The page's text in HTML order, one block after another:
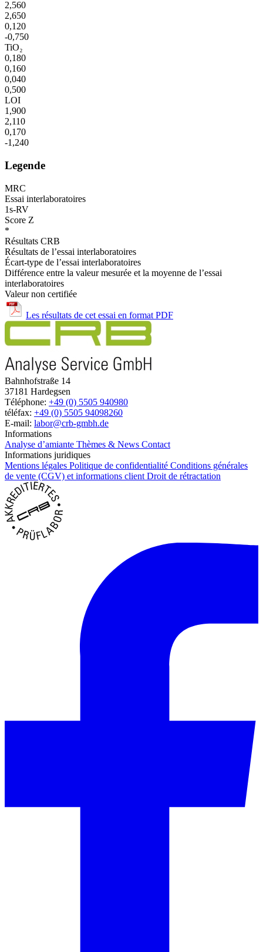
2,560
2,650
0,120
-0,750
TiO₂
0,180
0,160
0,040
0,500
LOI
1,900
2,110
0,170
-1,240
Legende
MRC
Essai interlaboratoires
1s-RV
Score Z
*
Résultats CRB
Résultats de l’essai interlaboratoires
Écart-type de l’essai interlaboratoires
Différence entre la valeur mesurée et la moyenne de l’essai
interlaboratoires
Valeur non certifiée
Les résultats de cet essai en format PDF
Bahnhofstraße 14
37181 Hardegsen
Téléphone: +49 (0) 5505 940980
téléfax: +49 (0) 5505 94098260
E-mail: labor@crb-gmbh.de
Informations
Analyse d’amiante Thèmes & News Contact
Informations juridiques
Mentions légales Politique de confidentialité Conditions générales
de vente (CGV) et informations client Droit de rétractation